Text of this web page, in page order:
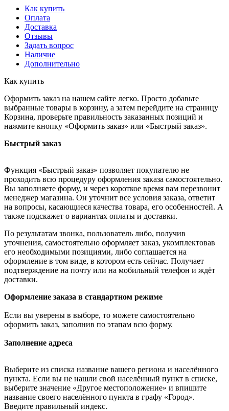
Как купить
Оплата
Доставка
Отзывы
Задать вопрос
Наличие
Дополнительно
Как купить
Оформить заказ на нашем сайте легко. Просто добавьте
выбранные товары в корзину, а затем перейдите на страницу
Корзина, проверьте правильность заказанных позиций и
нажмите кнопку «Оформить заказ» или «Быстрый заказ».
Быстрый заказ
Функция «Быстрый заказ» позволяет покупателю не
проходить всю процедуру оформления заказа самостоятельно.
Вы заполняете форму, и через короткое время вам перезвонит
менеджер магазина. Он уточнит все условия заказа, ответит
на вопросы, касающиеся качества товара, его особенностей. А
также подскажет о вариантах оплаты и доставки.
По результатам звонка, пользователь либо, получив
уточнения, самостоятельно оформляет заказ, укомплектовав
его необходимыми позициями, либо соглашается на
оформление в том виде, в котором есть сейчас. Получает
подтверждение на почту или на мобильный телефон и ждёт
доставки.
Оформление заказа в стандартном режиме
Если вы уверены в выборе, то можете самостоятельно
оформить заказ, заполнив по этапам всю форму.
Заполнение адреса
Выберите из списка название вашего региона и населённого
пункта. Если вы не нашли свой населённый пункт в списке,
выберите значение «Другое местоположение» и впишите
название своего населённого пункта в графу «Город».
Введите правильный индекс.